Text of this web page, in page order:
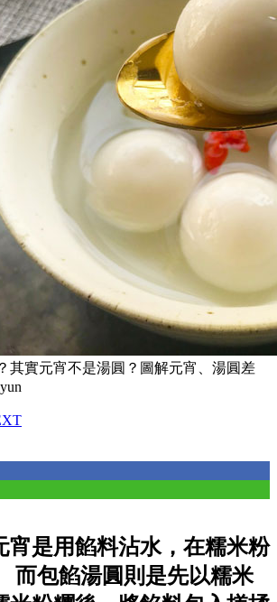
其實元宵不是湯圓？圖解元宵、湯圓差
宵是用餡料沾水，在糯米粉
而包餡湯圓則是先以糯米